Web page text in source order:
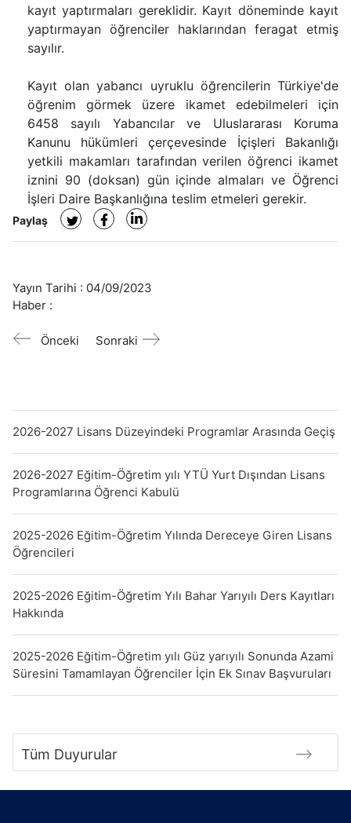
kayıt yaptırmaları gereklidir. Kayıt döneminde kayıt
yaptırmayan öğrenciler haklarından feragat etmiş
sayılır.
Kayıt olan yabancı uyruklu öğrencilerin Türkiye'de
öğrenim görmek üzere ikamet edebilmeleri için
6458 sayılı Yabancılar ve Uluslararası Koruma
Kanunu hükümleri çerçevesinde İçişleri Bakanlığı
yetkili makamları tarafından verilen öğrenci ikamet
iznini 90 (doksan) gün içinde almaları ve Öğrenci
İşleri Daire Başkanlığına teslim etmeleri gerekir.
Paylaş
Yayın Tarihi : 04/09/2023
Haber :
Önceki Sonraki
2026-2027 Lisans Düzeyindeki Programlar Arasında Geçiş
2026-2027 Eğitim-Öğretim yılı YTÜ Yurt Dışından Lisans
Programlarına Öğrenci Kabulü
2025-2026 Eğitim-Öğretim Yılında Dereceye Giren Lisans
Öğrencileri
2025-2026 Eğitim-Öğretim Yılı Bahar Yarıyılı Ders Kayıtları
Hakkında
2025-2026 Eğitim-Öğretim yılı Güz yarıyılı Sonunda Azami
Süresini Tamamlayan Öğrenciler İçin Ek Sınav Başvuruları
Tüm Duyurular